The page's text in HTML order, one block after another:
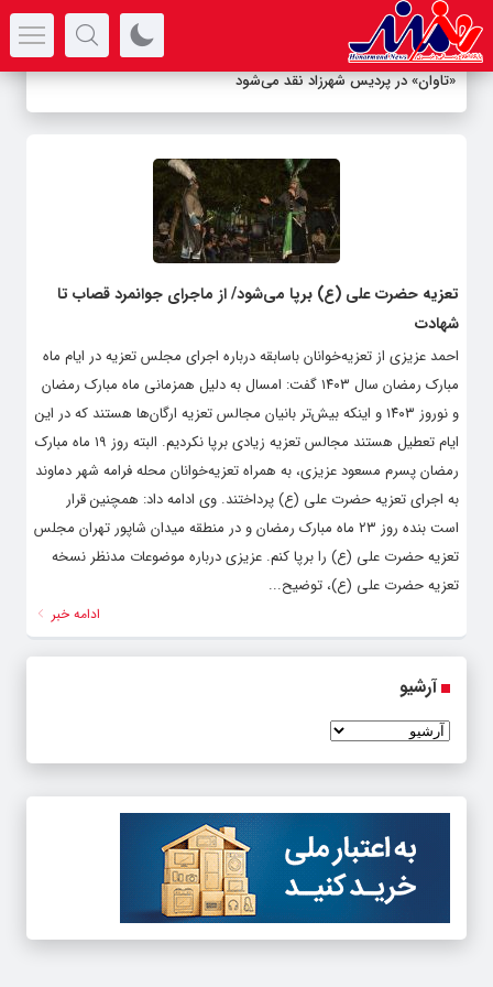
«تاوان» در پردیس شهرزاد نقد می‌شود
تعزیه حضرت علی (ع) برپا می‌شود/ از ماجرای جوانمرد قصاب تا
شهادت
احمد عزیزی از تعزیه‌خوانان باسابقه درباره اجرای مجلس تعزیه در ایام ماه
مبارک رمضان سال ۱۴۰۳ گفت: امسال به دلیل همزمانی ماه مبارک رمضان
و نوروز ۱۴۰۳ و اینکه بیش‌تر بانیان مجالس تعزیه ارگان‌ها هستند که در این
ایام تعطیل هستند مجالس تعزیه زیادی برپا نکردیم. البته روز ۱۹ ماه مبارک
رمضان پسرم مسعود عزیزی، به همراه تعزیه‌خوانان محله فرامه شهر دماوند
به اجرای تعزیه حضرت علی (ع) پرداختند. وی ادامه داد: همچنین قرار
است بنده روز ۲۳ ماه مبارک رمضان و در منطقه میدان شاپور تهران مجلس
تعزیه حضرت علی (ع) را برپا کنم. عزیزی درباره موضوعات مدنظر نسخه
تعزیه حضرت علی (ع)، توضیح...
ادامه خبر
آرشیو